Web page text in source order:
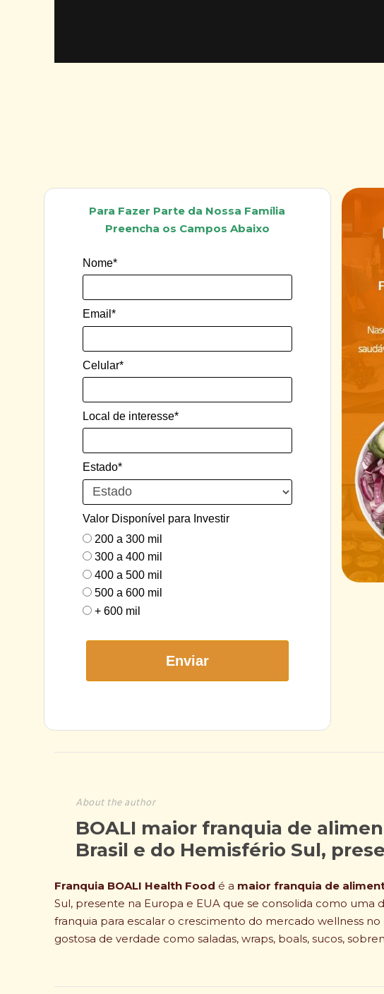
Para Fazer Parte da Nossa Família
Preencha os Campos Abaixo
Nome*
Email*
Celular*
Local de interesse*
Estado*
Valor Disponível para Investir
200 a 300 mil
300 a 400 mil
400 a 500 mil
500 a 600 mil
+ 600 mil
Enviar
About the author
BOALI maior franquia de
Brasil e do Hemisfério Sul,
Franquia BOALI Health Food é a maior franquia de
Sul, presente na Europa e EUA que se consolida como uma
franquia para escalar o crescimento do mercado wellness
gostosa de verdade como saladas, wraps, boals, sucos,